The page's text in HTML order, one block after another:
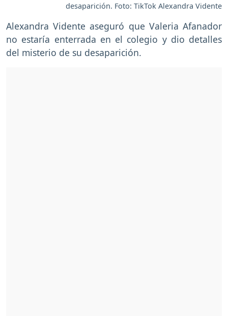
desaparición. Foto: TikTok Alexandra Vidente
Alexandra Vidente aseguró que Valeria Afanador
no estaría enterrada en el colegio y dio detalles
del misterio de su desaparición.